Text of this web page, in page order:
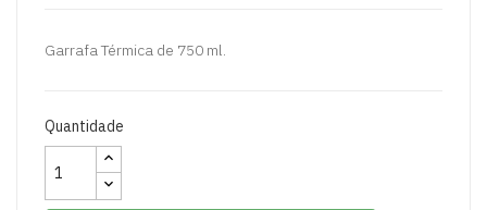
Garrafa Térmica de 750 ml.
Quantidade